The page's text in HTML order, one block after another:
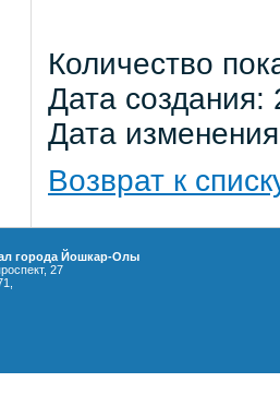
Количество
Дата
Дата
Возврат к
города Йошкар-Олы
27